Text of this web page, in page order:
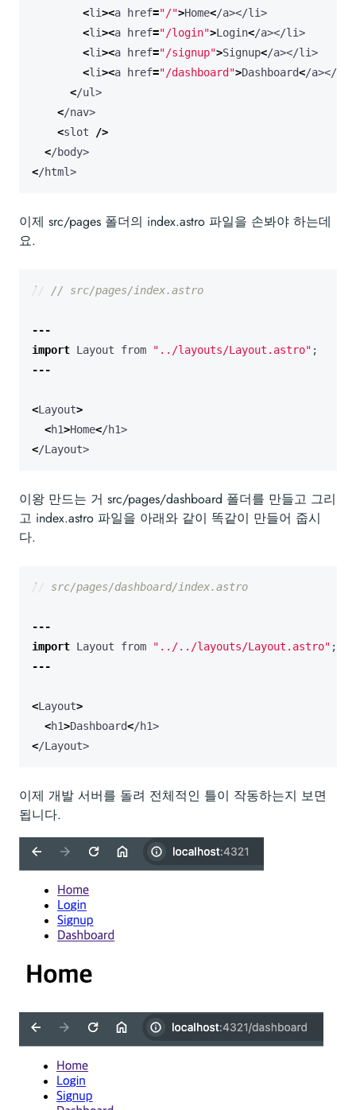
<li><a href="/">Home</a></li>
<li><a href="/login">Login</a></li>
<li><a href="/signup">Signup</a></li>
<li><a href="/dashboard">Dashboard</a></li>
</ul>
</nav>
<slot
/>
</body>
</html>
이제 src/pages 폴더의 index.astro 파일을 손봐야 하는데
요.
---
import Layout from "../layouts/Layout.astro" ;
---
<Layout>
<h1>Home</h1>
</Layout>
이왕 만드는 거 src/pages/dashboard 폴더를 만들고 그리
고 index.astro 파일을 아래와 같이 똑같이 만들어 줍시
다.
---
import Layout from "../../layouts/Layout.astro" ;
---
<Layout>
<h1>Dashboard</h1>
</Layout>
이제 개발 서버를 돌려 전체적인 틀이 작동하는지 보면
됩니다.